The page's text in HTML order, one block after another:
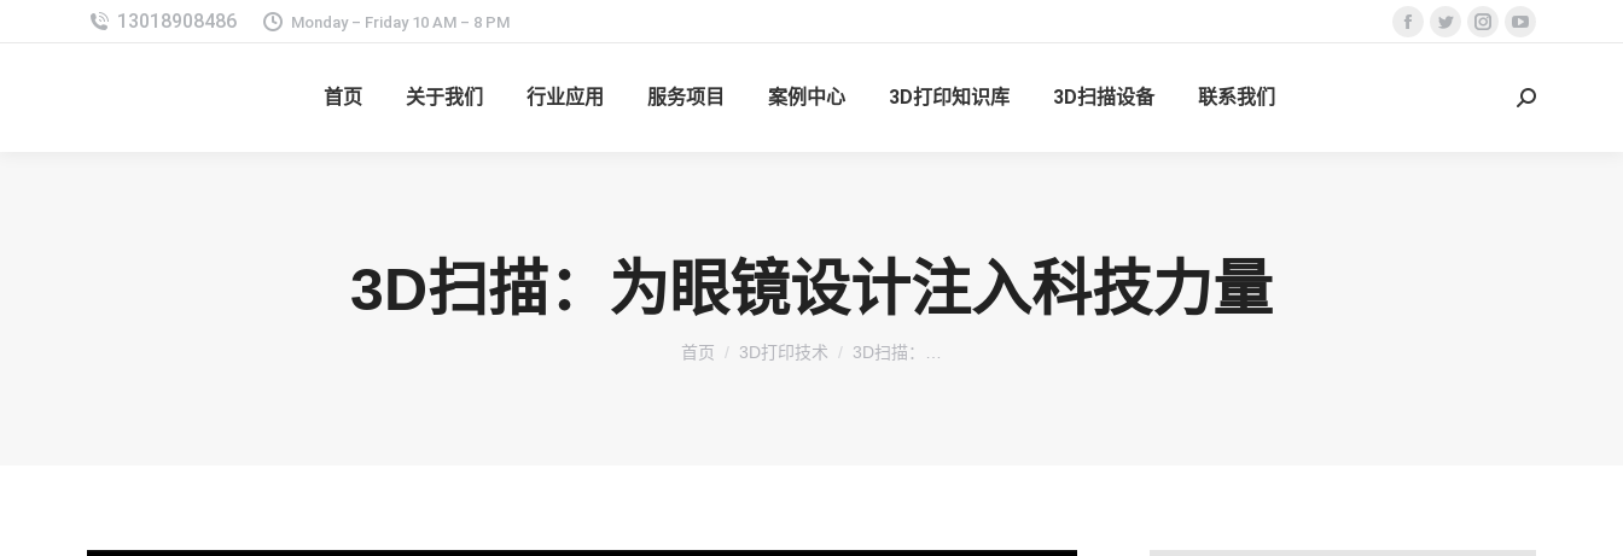
Monday – Friday 10 AM – 8 PM
Facebook
TwitterInstagram
在
首页 关于我们 行业应用 服务项目 案例中心 3D打印知识库 3D扫描设备 联系我们
搜
3D扫描：为眼镜设计注入科技力量
您在这里：
首页 3D打印技术 3D扫描：…